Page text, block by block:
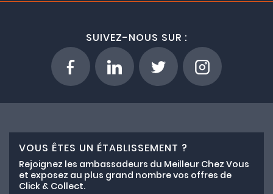
SUIVEZ-NOUS SUR :
VOUS ÊTES UN ÉTABLISSEMENT ?
Rejoignez les ambassadeurs du Meilleur Chez Vous
et exposez au plus grand nombre vos offres de
Click & Collect.